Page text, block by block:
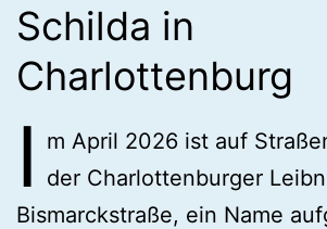
Schilda in
Charlottenburg
I
m April 2026 ist auf
der Charlottenburger
Bismarckstraße, ein Name